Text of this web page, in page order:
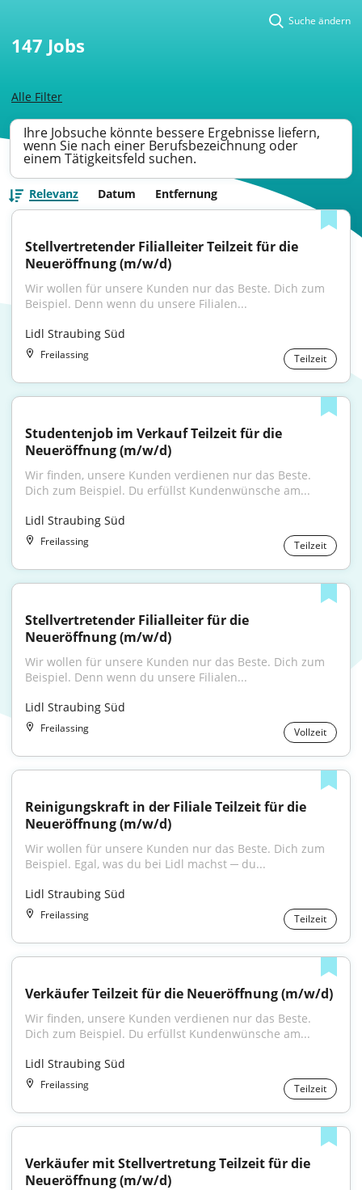
Alle Filter
Suche ändern
147 Jobs
Ihre Jobsuche könnte bessere Ergebnisse liefern,
wenn Sie nach einer Berufsbezeichnung oder
einem Tätigkeitsfeld suchen.
Relevanz Datum Entfernung
Stellvertretender Filialleiter Teilzeit für die
Neueröffnung (m/w/d)
Wir wollen für unsere Kunden nur das Beste. Dich zum
Beispiel. Denn wenn du unsere Filialen...
Lidl Straubing Süd
Freilassing Teilzeit
Studentenjob im Verkauf Teilzeit für die
Neueröffnung (m/w/d)
Wir finden, unsere Kunden verdienen nur das Beste.
Dich zum Beispiel. Du erfüllst Kundenwünsche am...
Lidl Straubing Süd
Freilassing Teilzeit
Stellvertretender Filialleiter für die
Neueröffnung (m/w/d)
Wir wollen für unsere Kunden nur das Beste. Dich zum
Beispiel. Denn wenn du unsere Filialen...
Lidl Straubing Süd
Freilassing Vollzeit
Reinigungskraft in der Filiale Teilzeit für die
Neueröffnung (m/w/d)
Wir wollen für unsere Kunden nur das Beste. Dich zum
Beispiel. Egal, was du bei Lidl machst ─ du...
Lidl Straubing Süd
Freilassing Teilzeit
Verkäufer Teilzeit für die Neueröffnung (m/w/d)
Wir finden, unsere Kunden verdienen nur das Beste.
Dich zum Beispiel. Du erfüllst Kundenwünsche am...
Lidl Straubing Süd
Freilassing Teilzeit
Verkäufer mit Stellvertretung Teilzeit für die
Neueröffnung (m/w/d)